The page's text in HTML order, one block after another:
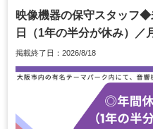
映像機器の保守スタッフ
日（1年の半分が休み）
掲載終了日：2026/8/18